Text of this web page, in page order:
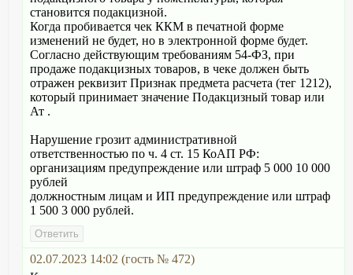
становится подакцизной.
Когда пробивается чек ККМ в печатной форме
изменений не будет, но в электронной форме будет.
Согласно действующим требованиям 54-ФЗ, при
продаже подакцизных товаров, в чеке должен быть
отражен реквизит Признак предмета расчета (тег 1212),
который принимает значение Подакцизный товар или
Ат .
Нарушение грозит административной
ответственностью по ч. 4 ст. 15 КоАП РФ:
организациям предупреждение или штраф 5 000 10 000
рублей
должностным лицам и ИП предупреждение или штраф
1 500 3 000 рублей.
02.07.2023 14:02 (гость № 472)